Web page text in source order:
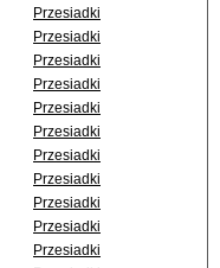
Przesiadki
Przesiadki
Przesiadki
Przesiadki
Przesiadki
Przesiadki
Przesiadki
Przesiadki
Przesiadki
Przesiadki
Przesiadki